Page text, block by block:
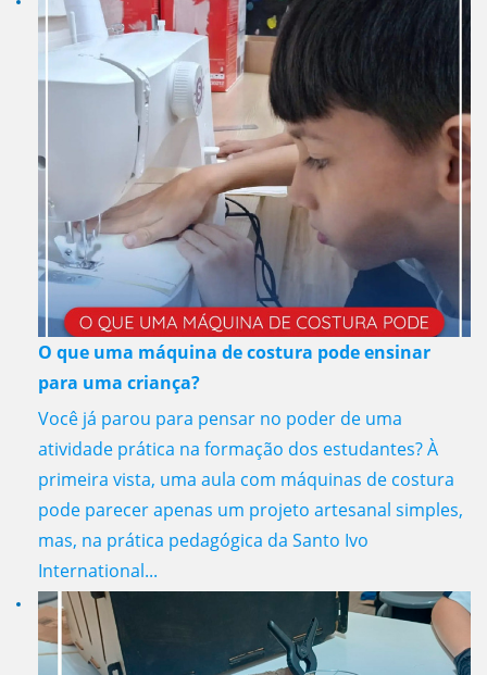
O que uma máquina de costura pode ensinar
para uma criança?
Você já parou para pensar no poder de uma
atividade prática na formação dos estudantes? À
primeira vista, uma aula com máquinas de costura
pode parecer apenas um projeto artesanal simples,
mas, na prática pedagógica da Santo Ivo
International...